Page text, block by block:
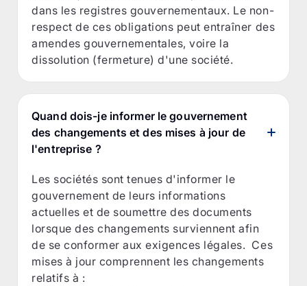
dans les registres gouvernementaux. Le non-
respect de ces obligations peut entraîner des
amendes gouvernementales, voire la
dissolution (fermeture) d'une société.
Quand dois-je informer le gouvernement
des changements et des mises à jour de
l'entreprise ?
Les sociétés sont tenues d'informer le
gouvernement de leurs informations
actuelles et de soumettre des documents
lorsque des changements surviennent afin
de se conformer aux exigences légales. Ces
mises à jour comprennent les changements
relatifs à :